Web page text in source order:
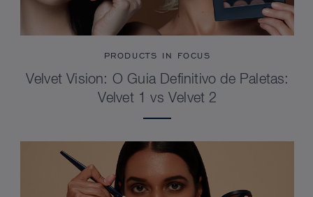
PRODUCTS IN FOCUS
Velvet Vision: O Guia Definitivo de Paletas:
Velvet 1 vs Velvet 2